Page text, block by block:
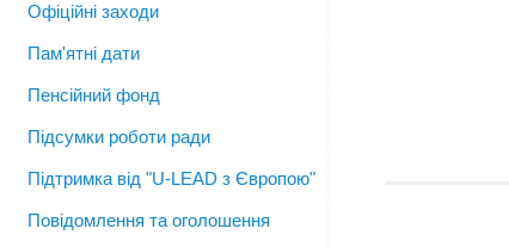
Офіційні заходи
Пам'ятні дати
Пенсійний фонд
Підсумки роботи ради
Підтримка від "U-LEAD з Європою"
Повідомлення та оголошення